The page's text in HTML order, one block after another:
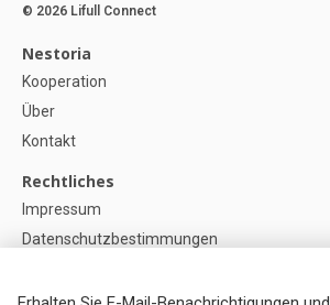
© 2026 Lifull Connect
Nestoria
Kooperation
Über
Kontakt
Rechtliches
Impressum
Datenschutzbestimmungen
Cookie-Einstellunge